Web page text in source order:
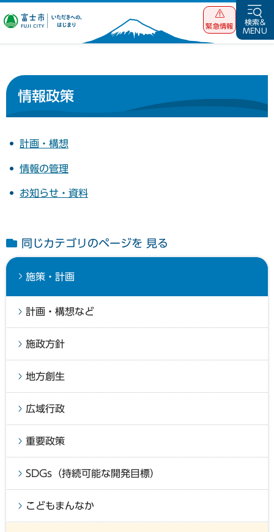
富士市 いただ
緊急情報
検索&
MENU
情報政策
計画・構想
情報の管理
お知らせ・資料
同じカテゴリのページを 見る
施策・計画
計画・構想など
施政方針
地方創生
広域行政
重要政策
SDGs（持続可能な開発目標）
こどもまんなか